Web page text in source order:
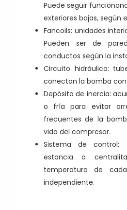
Puede seguir
exteriores bajas, según
Fancoils: unidades
Pueden ser de
conductos según la
Circuito hidráulico:
conectan la bomba con
Depósito de inercia:
o fría para evitar
frecuentes de la
vida del compresor.
Sistema de
estancia o
temperatura de
independiente.